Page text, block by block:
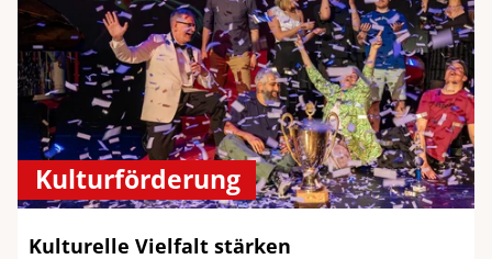
Kulturförderung
Kulturelle Vielfalt stärken